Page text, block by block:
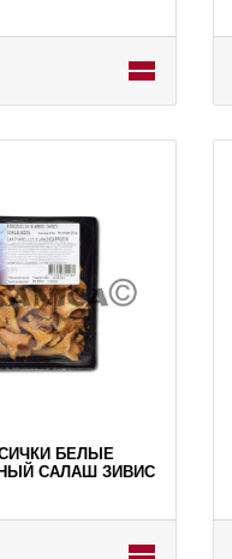
БЕЛЫЕ
САЛАШ ЗИВИС